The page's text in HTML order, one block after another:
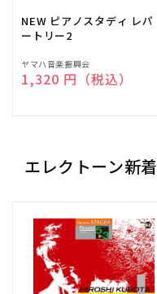
NEW ピアノスタディ レパ
ートリー2
販
売
ヤマハ音楽振興会
通常価格
1,320 円（税込）
エレクトーン新着